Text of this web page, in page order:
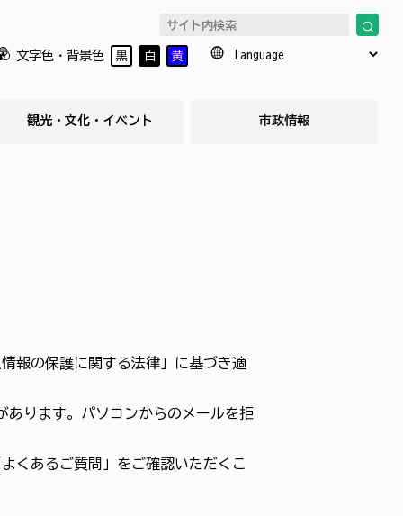
文字色・背景色 黒 白 黄
観光・文化・イベント 市政情報
報の保護に関する法律」に基づき適
あります。パソコンからのメールを拒
くあるご質問」をご確認いただくこ